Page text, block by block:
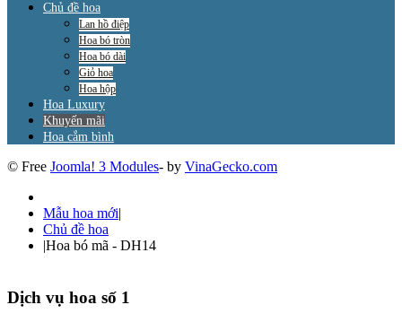
Chủ đề hoa
Lan hồ điệp
Hoa bó tròn
Hoa bó dài
Giỏ hoa
Hoa hộp
Hoa Luxury
Khuyến mãi
Hoa cắm bình
© Free Joomla! 3 Modules- by VinaGecko.com
Mẫu hoa mới|
Chủ đề hoa
|Hoa bó mã - DH14
Dịch vụ hoa số 1